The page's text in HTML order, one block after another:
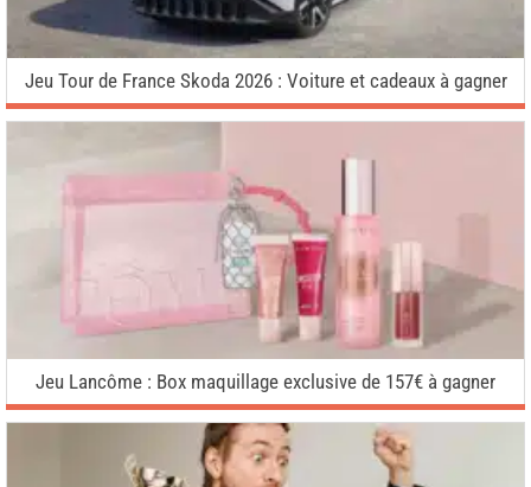
Jeu Tour de France Skoda 2026 : Voiture et cadeaux à gagner
Jeu Lancôme : Box maquillage exclusive de 157€ à gagner